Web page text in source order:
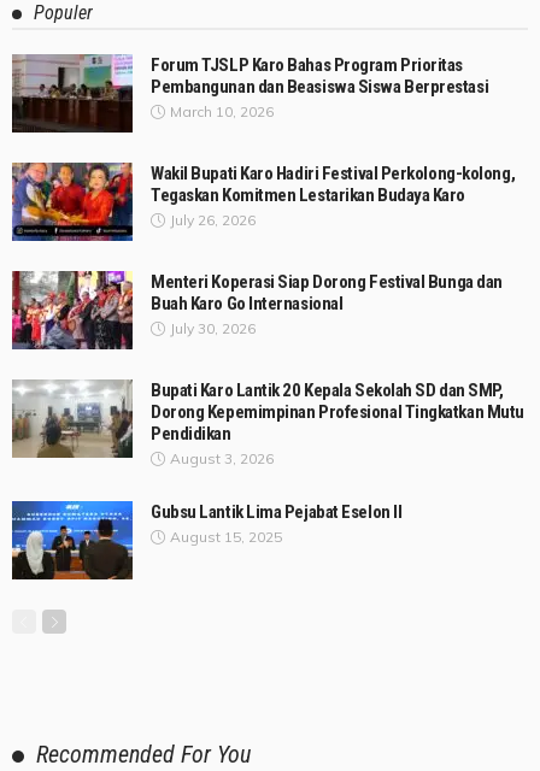
Populer
Forum TJSLP Karo Bahas Program Prioritas
Pembangunan dan Beasiswa Siswa Berprestasi
March 10, 2026
Wakil Bupati Karo Hadiri Festival Perkolong-kolong,
Tegaskan Komitmen Lestarikan Budaya Karo
July 26, 2026
Menteri Koperasi Siap Dorong Festival Bunga dan
Buah Karo Go Internasional
July 30, 2026
Bupati Karo Lantik 20 Kepala Sekolah SD dan SMP,
Dorong Kepemimpinan Profesional Tingkatkan Mutu
Pendidikan
August 3, 2026
Gubsu Lantik Lima Pejabat Eselon II
August 15, 2025
Recommended For You